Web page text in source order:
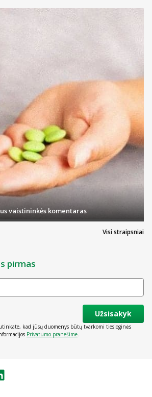
Visi straipsniai
vaistininkės komentaras
pirmas
Užsisakyk
kad jūsų duomenys būtų tvarkomi tiesioginės
Privatumo pranešime